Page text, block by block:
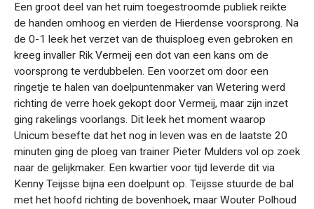
Een groot deel van het ruim toegestroomde publiek reikte
de handen omhoog en vierden de Hierdense voorsprong. Na
de 0-1 leek het verzet van de thuisploeg even gebroken en
kreeg invaller Rik Vermeij een dot van een kans om de
voorsprong te verdubbelen. Een voorzet om door een
ringetje te halen van doelpuntenmaker van Wetering werd
richting de verre hoek gekopt door Vermeij, maar zijn inzet
ging rakelings voorlangs. Dit leek het moment waarop
Unicum besefte dat het nog in leven was en de laatste 20
minuten ging de ploeg van trainer Pieter Mulders vol op zoek
naar de gelijkmaker. Een kwartier voor tijd leverde dit via
Kenny Teijsse bijna een doelpunt op. Teijsse stuurde de bal
met het hoofd richting de bovenhoek, maar Wouter Polhoud